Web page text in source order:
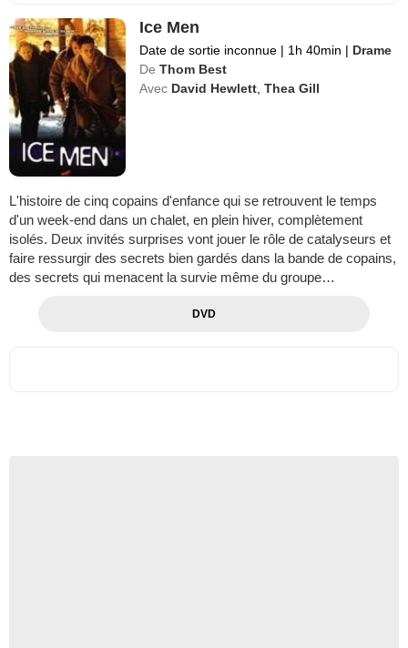
Ice Men
Date de sortie inconnue | 1h 40min | Drame
De Thom Best
Avec David Hewlett,Thea Gill
L'histoire de cinq copains d'enfance qui se retrouvent le temps
d'un week-end dans un chalet, en plein hiver, complètement
isolés. Deux invités surprises vont jouer le rôle de catalyseurs et
faire ressurgir des secrets bien gardés dans la bande de copains,
des secrets qui menacent la survie même du groupe…
DVD